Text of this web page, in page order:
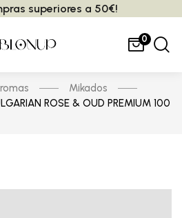
superiores a 50€!
0
Mikados
ROSE & OUD PREMIUM 100